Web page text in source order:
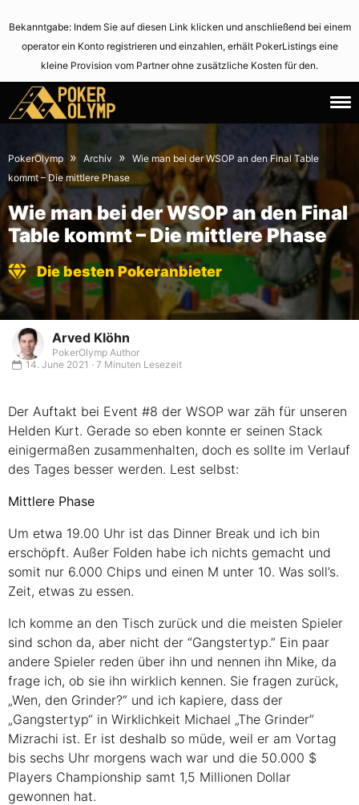
Bekanntgabe: Indem Sie auf diesen Link klicken und anschließend bei einem
operator ein Konto registrieren und einzahlen, erhält PokerListings eine
kleine Provision vom Partner ohne zusätzliche Kosten für den.
July
2010
14,
2021
PokerOlymp » Archiv » Wie man bei der WSOP an den Final Table
kommt – Die mittlere Phase
Wie man bei der WSOP an den Final
Table kommt – Die mittlere Phase
Die besten Pokeranbieter
Arved Klöhn
PokerOlymp Author
14. June 2021 · 7 Minuten Lesezeit
Der Auftakt bei Event #8 der WSOP war zäh für unseren
Helden Kurt. Gerade so eben konnte er seinen Stack
einigermaßen zusammenhalten, doch es sollte im Verlauf
des Tages besser werden. Lest selbst:
Mittlere Phase
Um etwa 19.00 Uhr ist das Dinner Break und ich bin
erschöpft. Außer Folden habe ich nichts gemacht und
somit nur 6.000 Chips und einen M unter 10. Was soll’s.
Zeit, etwas zu essen.
Ich komme an den Tisch zurück und die meisten Spieler
sind schon da, aber nicht der “Gangstertyp.” Ein paar
andere Spieler reden über ihn und nennen ihn Mike, da
frage ich, ob sie ihn wirklich kennen. Sie fragen zurück,
„Wen, den Grinder?“ und ich kapiere, dass der
„Gangstertyp“ in Wirklichkeit Michael „The Grinder“
Mizrachi ist. Er ist deshalb so müde, weil er am Vortag
bis sechs Uhr morgens wach war und die 50.000 $
Players Championship samt 1,5 Millionen Dollar
gewonnen hat.